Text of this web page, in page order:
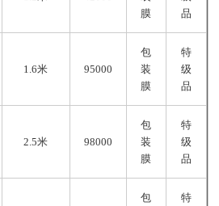
膜
品
1.6米 95000
包
装
膜
特
级
品
2.5米 98000
包
装
膜
特
级
品
包
特